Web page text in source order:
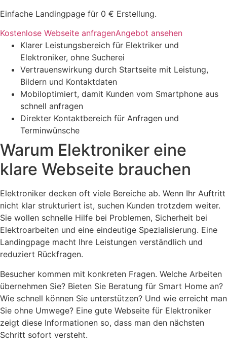
Einfache Landingpage für 0 € Erstellung.
Kostenlose Webseite anfragenAngebot ansehen
Klarer Leistungsbereich für Elektriker und
Elektroniker, ohne Sucherei
Vertrauenswirkung durch Startseite mit Leistung,
Bildern und Kontaktdaten
Mobiloptimiert, damit Kunden vom Smartphone aus
schnell anfragen
Direkter Kontaktbereich für Anfragen und
Terminwünsche
Warum Elektroniker eine
klare Webseite brauchen
Elektroniker decken oft viele Bereiche ab. Wenn Ihr Auftritt
nicht klar strukturiert ist, suchen Kunden trotzdem weiter.
Sie wollen schnelle Hilfe bei Problemen, Sicherheit bei
Elektroarbeiten und eine eindeutige Spezialisierung. Eine
Landingpage macht Ihre Leistungen verständlich und
reduziert Rückfragen.
Besucher kommen mit konkreten Fragen. Welche Arbeiten
übernehmen Sie? Bieten Sie Beratung für Smart Home an?
Wie schnell können Sie unterstützen? Und wie erreicht man
Sie ohne Umwege? Eine gute Webseite für Elektroniker
zeigt diese Informationen so, dass man den nächsten
Schritt sofort versteht.